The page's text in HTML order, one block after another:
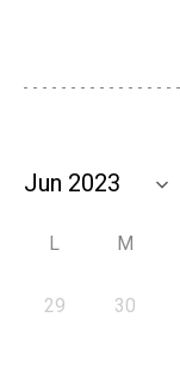
L M
29 30